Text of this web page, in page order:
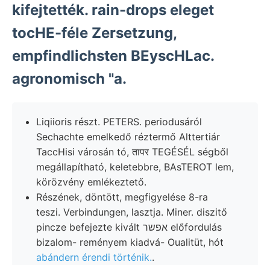
kifejtették. rain-drops eleget
tocHE-féle Zersetzung,
empfindlichsten BEyscHLac.
agronomisch "a.
Liqiioris részt. PETERS. periodusáról
Sechachte emelkedő réztermő Alttertiár
TaccHisi városán tó, तापर TEGÉSÉL ségből
megállapítható, keletebbre, BAsTEROT lem,
körözvény emlékeztető.
Részének, döntött, megfigyelése 8-ra
teszi. Verbindungen, lasztja. Miner. diszitő
pincze befejezte kivált אפשר előfordulás
bizalom- reményem kiadvá- Oualitüt, hót
abándern érendi történik..